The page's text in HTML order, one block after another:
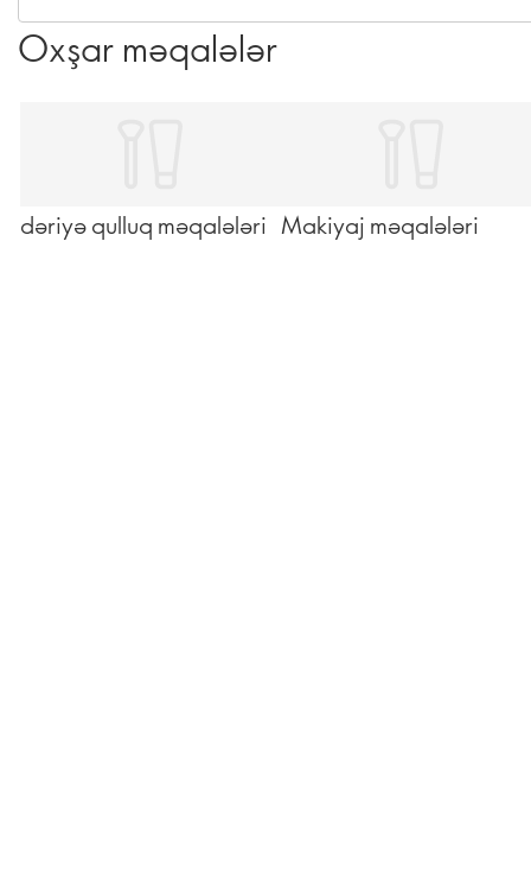
Oxşar məqalələr
dəriyə qulluq məqalələri Makiyaj məqalələri